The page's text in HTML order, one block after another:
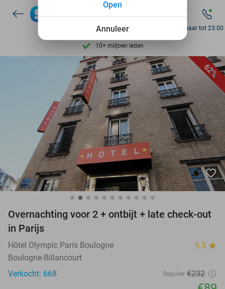
7 dagen per week beschikbaar
10+ miljoen leden
9,4 op basis van
Ontdek 15.000+ deals
7 dagen per week beschikbaar
10+ miljoen leden
Bereikbaar tot 23:00
62%
favorite_border
Overnachting voor 2 + ontbijt + late check-out
in Parijs
Hôtel Olympic Paris Boulogne 9.3 star
Boulogne-Billancourt
Verkocht: 668
Regulier €232
Annuleer
Open